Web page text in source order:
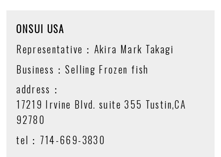
ONSUI USA
Representative： Akira Mark Takagi
Business：Selling Frozen fish
address：
17219 Irvine Blvd. suite 355 Tustin,CA
92780
tel： 714-669-3830